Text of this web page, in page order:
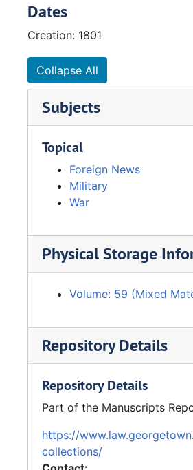
Dates
Creation: 1801
Collapse All
Subjects
Topical
Foreign News
Military
War
Physical Storage
Volume: 59 (Mixed
Repository Details
Repository Details
Part of the Manuscripts
https://
collections/